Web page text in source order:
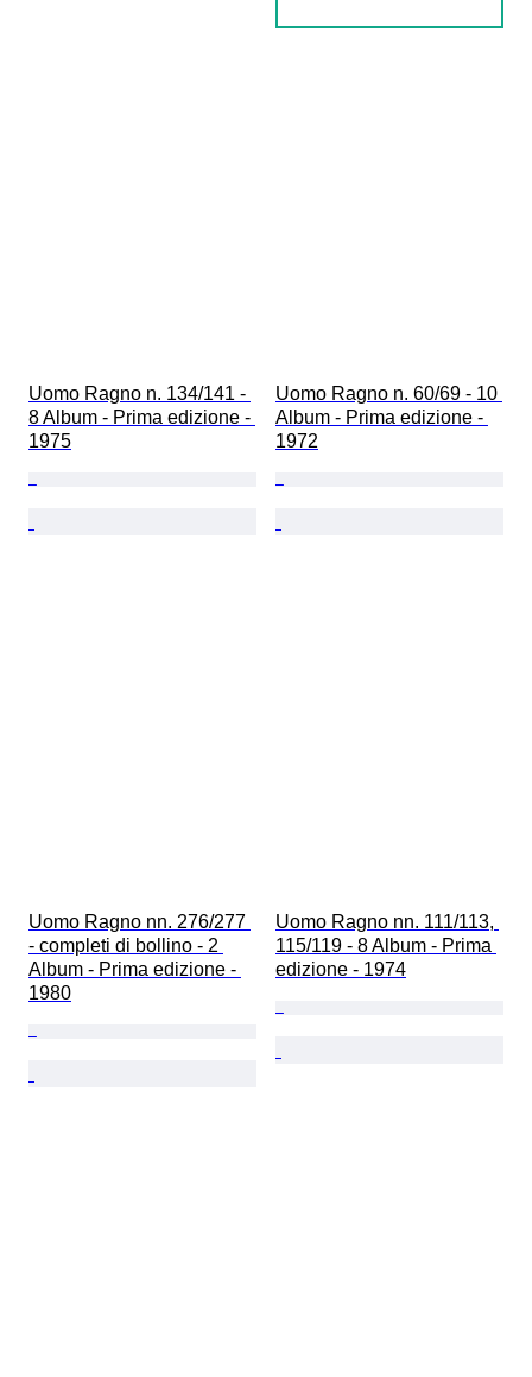
Uomo Ragno n. 134/141 -
8 Album - Prima edizione -
1975
Uomo Ragno n. 60/69 - 10
Album - Prima edizione -
1972
Uomo Ragno nn. 276/277
- completi di bollino - 2
Album - Prima edizione -
1980
Uomo Ragno nn. 111/113,
115/119 - 8 Album - Prima
edizione - 1974